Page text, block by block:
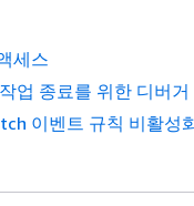
세스
업 종료를 위한 디버거
이벤트 규칙 비활성